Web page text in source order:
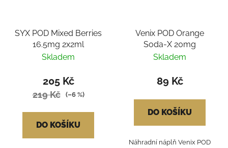
SYX POD Mixed Berries
16.5mg 2x2ml
Skladem
205 Kč
219 Kč (–6 %)
DO KOŠÍKU
Venix POD Orange
Soda-X 20mg
Skladem
89 Kč
DO KOŠÍKU
Náhradní náplň Venix POD